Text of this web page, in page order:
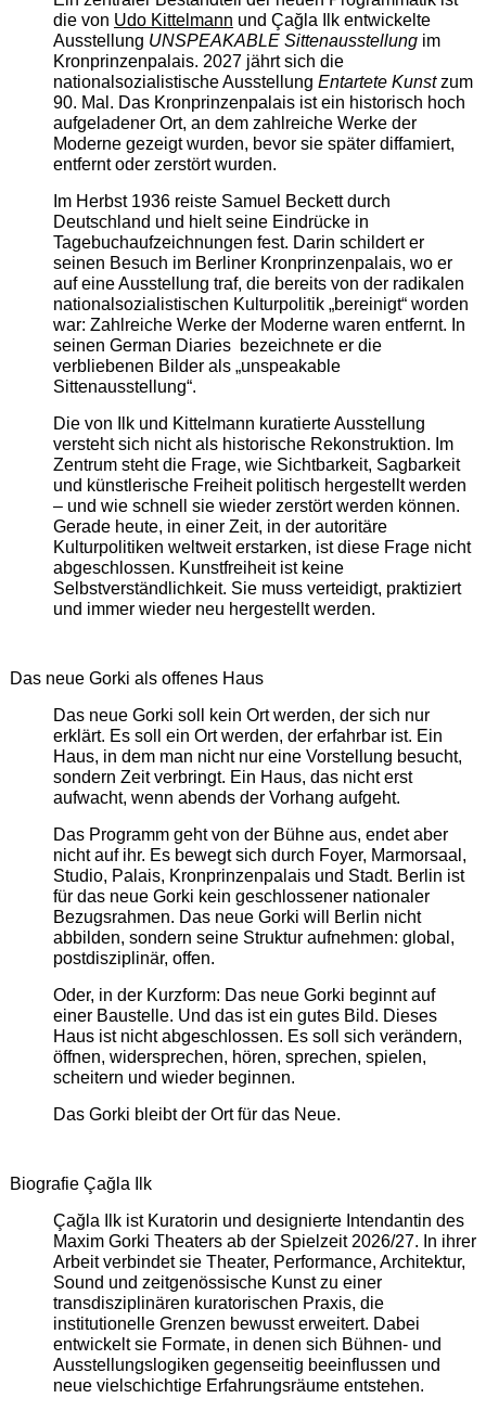
die von Udo Kittelmann und Çağla Ilk entwickelte
Ausstellung UNSPEAKABLE Sittenausstellungim
Kronprinzenpalais. 2027 jährt sich die
nationalsozialistische Ausstellung Entartete Kunstzum
90. Mal. Das Kronprinzenpalais ist ein historisch hoch
aufgeladener Ort, an dem zahlreiche Werke der
Moderne gezeigt wurden, bevor sie später diffamiert,
entfernt oder zerstört wurden.
Im Herbst 1936 reiste Samuel Beckett durch
Deutschland und hielt seine Eindrücke in
Tagebuchaufzeichnungen fest. Darin schildert er
seinen Besuch im Berliner Kronprinzenpalais, wo er
auf eine Ausstellung traf, die bereits von der radikalen
nationalsozialistischen Kulturpolitik „bereinigt“ worden
war: Zahlreiche Werke der Moderne waren entfernt. In
seinen German Diaries bezeichnete er die
verbliebenen Bilder als „unspeakable
Sittenausstellung“.
Die von Ilk und Kittelmann kuratierte Ausstellung
versteht sich nicht als historische Rekonstruktion. Im
Zentrum steht die Frage, wie Sichtbarkeit, Sagbarkeit
und künstlerische Freiheit politisch hergestellt werden
– und wie schnell sie wieder zerstört werden können.
Gerade heute, in einer Zeit, in der autoritäre
Kulturpolitiken weltweit erstarken, ist diese Frage nicht
abgeschlossen. Kunstfreiheit ist keine
Selbstverständlichkeit. Sie muss verteidigt, praktiziert
und immer wieder neu hergestellt werden.
Das neue Gorki als offenes Haus
Das neue Gorki soll kein Ort werden, der sich nur
erklärt. Es soll ein Ort werden, der erfahrbar ist. Ein
Haus, in dem man nicht nur eine Vorstellung besucht,
sondern Zeit verbringt. Ein Haus, das nicht erst
aufwacht, wenn abends der Vorhang aufgeht.
Das Programm geht von der Bühne aus, endet aber
nicht auf ihr. Es bewegt sich durch Foyer, Marmorsaal,
Studio, Palais, Kronprinzenpalais und Stadt. Berlin ist
für das neue Gorki kein geschlossener nationaler
Bezugsrahmen. Das neue Gorki will Berlin nicht
abbilden, sondern seine Struktur aufnehmen: global,
postdisziplinär, offen.
Oder, in der Kurzform: Das neue Gorki beginnt auf
einer Baustelle. Und das ist ein gutes Bild. Dieses
Haus ist nicht abgeschlossen. Es soll sich verändern,
öffnen, widersprechen, hören, sprechen, spielen,
scheitern und wieder beginnen.
Das Gorki bleibt der Ort für das Neue.
Biografie Çağla Ilk
Çağla Ilk ist Kuratorin und designierte Intendantin des
Maxim Gorki Theaters ab der Spielzeit 2026/27. In ihrer
Arbeit verbindet sie Theater, Performance, Architektur,
Sound und zeitgenössische Kunst zu einer
transdisziplinären kuratorischen Praxis, die
institutionelle Grenzen bewusst erweitert. Dabei
entwickelt sie Formate, in denen sich Bühnen- und
Ausstellungslogiken gegenseitig beeinflussen und
neue vielschichtige Erfahrungsräume entstehen.